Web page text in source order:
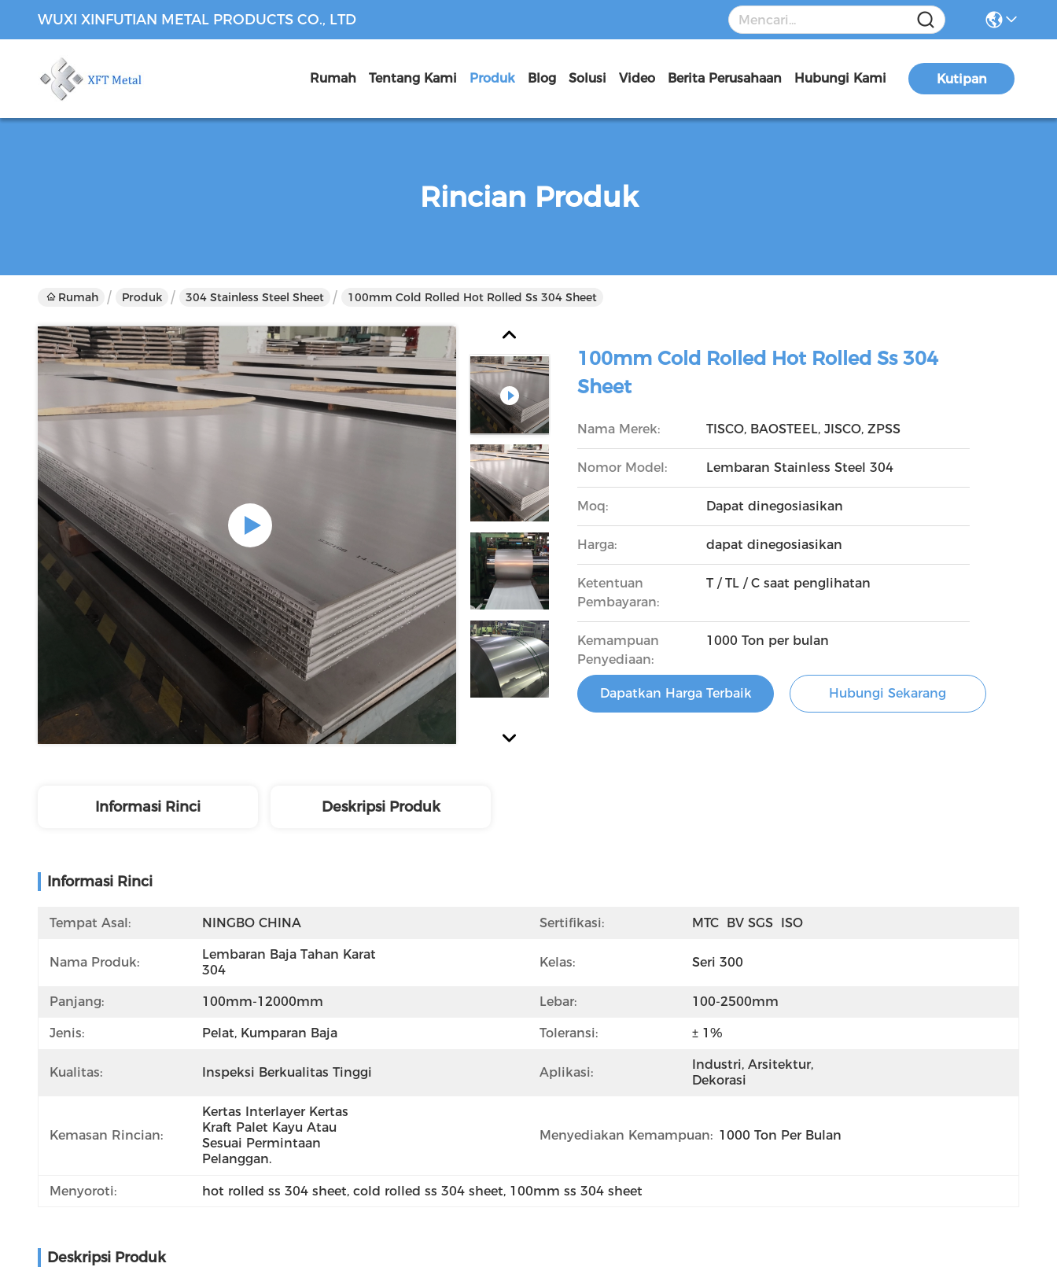
WUXI XINFUTIAN METAL PRODUCTS CO., LTD
Rumah Tentang Kami Produk Blog Solusi Video Berita Perusahaan Hubungi Kami Kutipan
Rincian Produk
Rumah Produk 304 Stainless Steel Sheet 100mm Cold Rolled Hot Rolled Ss 304 Sheet
100mm Cold Rolled Hot Rolled Ss 304
Sheet
Nama Merek: TISCO, BAOSTEEL, JISCO, ZPSS
Nomor Model: Lembaran Stainless Steel 304
Moq: Dapat dinegosiasikan
Harga: dapat dinegosiasikan
Ketentuan
Pembayaran:
T / TL / C saat penglihatan
Kemampuan
Penyediaan:
1000 Ton per bulan
Dapatkan Harga Terbaik Hubungi Sekarang
Informasi Rinci Deskripsi Produk
Informasi Rinci
Tempat Asal: NINGBO CHINA Sertifikasi: MTC  BV SGS  ISO
Nama Produk:
Lembaran Baja Tahan Karat
304
Kelas: Seri 300
Panjang: 100mm-12000mm Lebar: 100-2500mm
Jenis: Pelat, Kumparan Baja Toleransi: ± 1%
Kualitas: Inspeksi Berkualitas Tinggi Aplikasi:
Industri, Arsitektur,
Dekorasi
Kemasan Rincian:
Kertas Interlayer Kertas
Kraft Palet Kayu Atau
Sesuai Permintaan
Pelanggan.
Menyediakan Kemampuan: 1000 Ton Per Bulan
Menyoroti: hot rolled ss 304 sheet, cold rolled ss 304 sheet, 100mm ss 304 sheet
Deskripsi Produk